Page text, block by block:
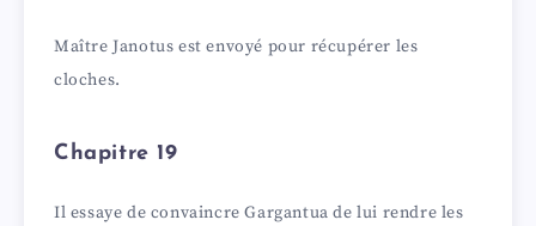
Maître Janotus est envoyé pour récupérer les
cloches.
Chapitre 19
Il essaye de convaincre Gargantua de lui rendre les